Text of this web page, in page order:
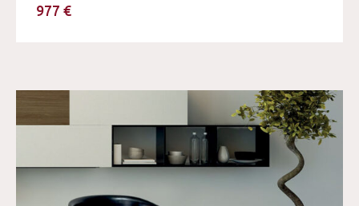
977 €